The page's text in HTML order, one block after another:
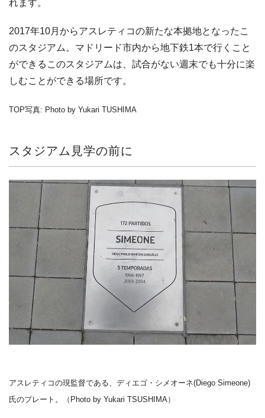
れます。
2017年10月からアスレティコの新たな本拠地となったこ
のスタジアム。マドリード市内から地下鉄1本で行くこと
ができるこのスタジアムは、試合がない週末でも十分に楽
しむことができる場所です。
TOP写真: Photo by Yukari TUSHIMA
スタジアム見学の前に
アスレティコの現監督である、ディエゴ・シメオーネ(Diego Simeone)
氏のプレート。（Photo by Yukari TSUSHIMA）